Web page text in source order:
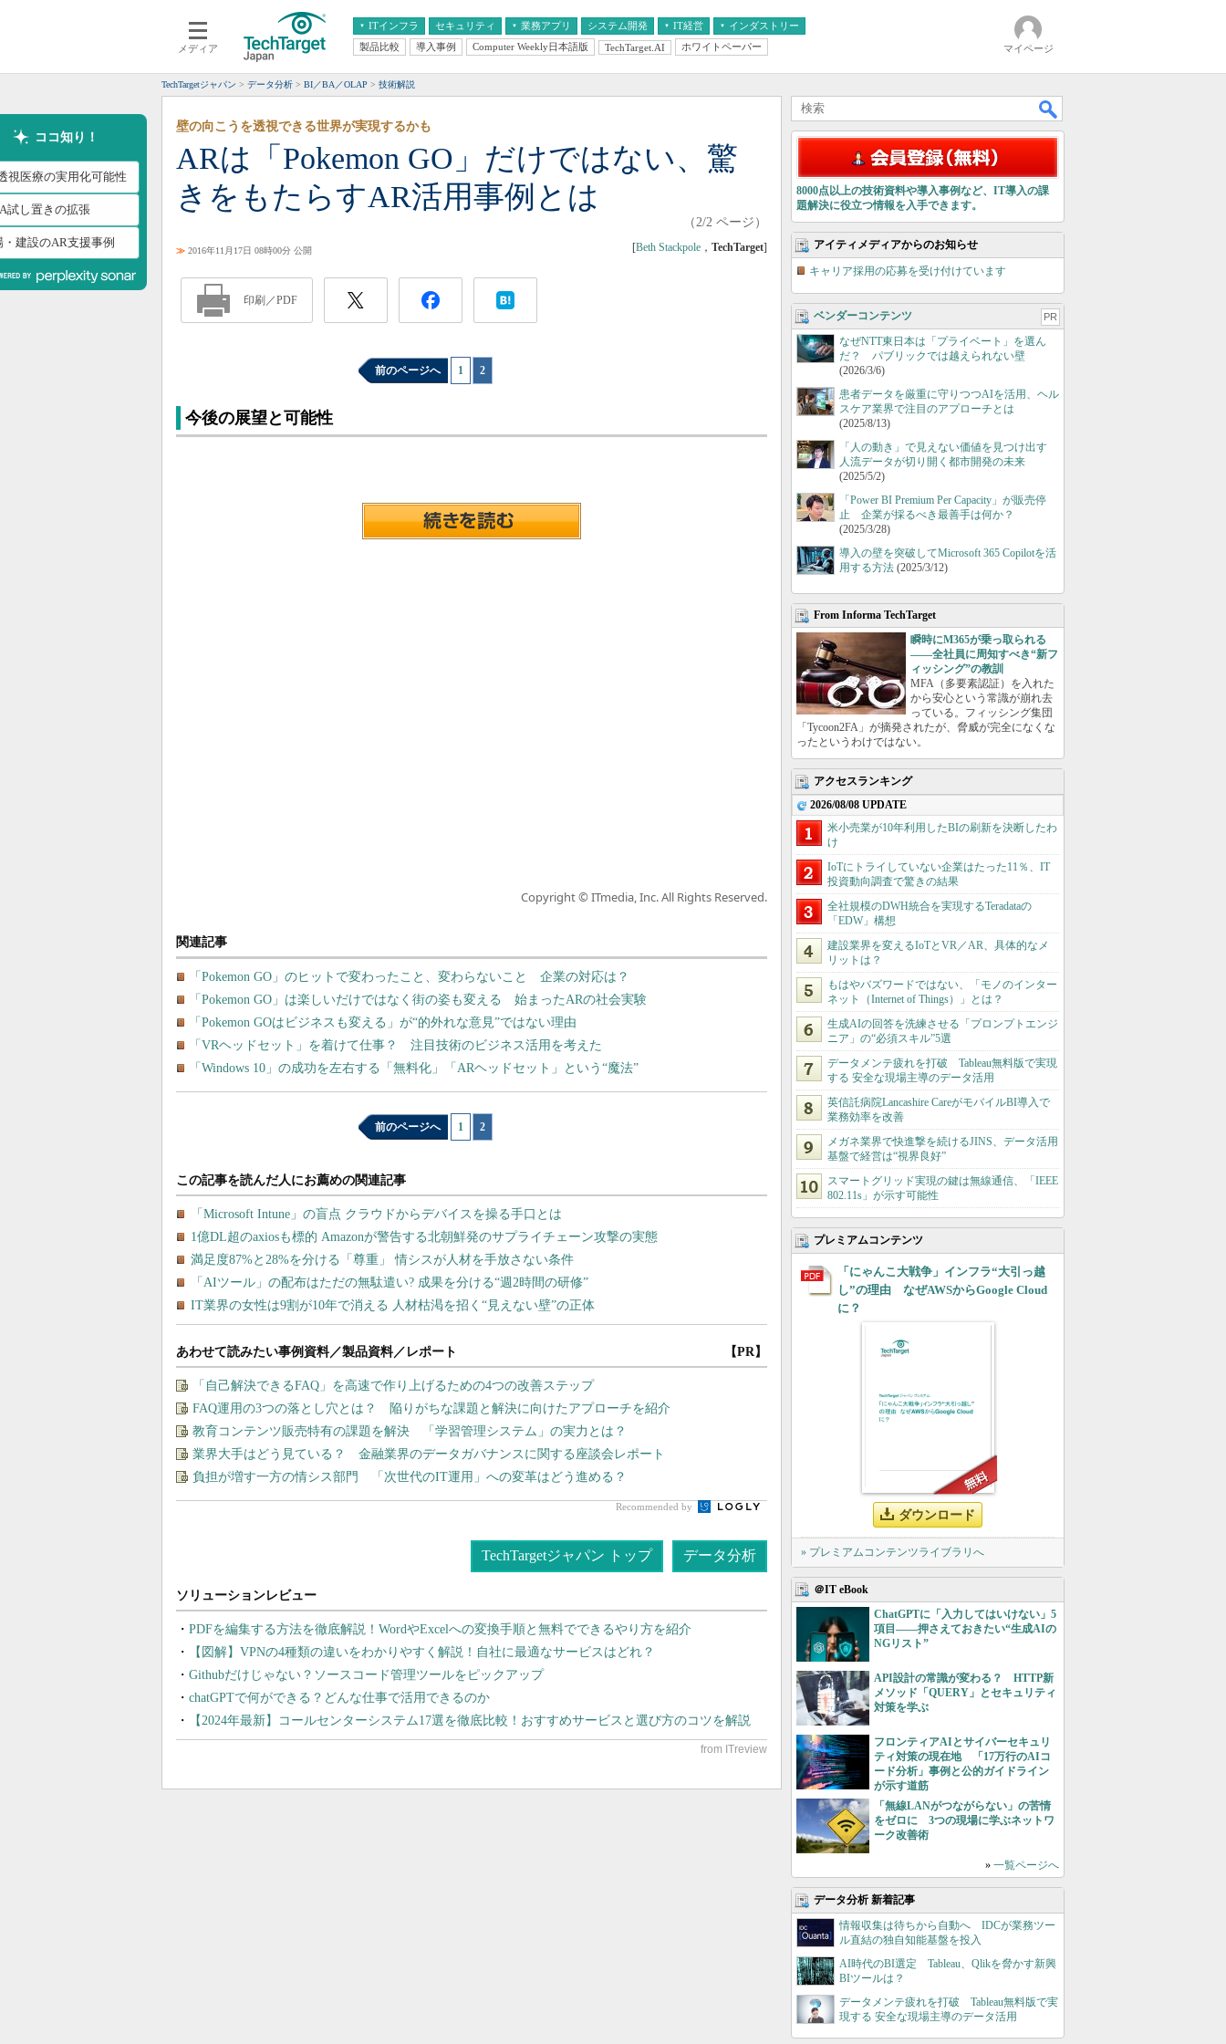
メディア
ITインフラ
クラウド
スマートモバイル
ネットワーク
システム運用管理
セキュリティ 業務アプリ
エンタープライズAI
ERP
CX
情報系システム
システム開発 IT経営
経営とIT
インダストリー
医療IT
製品比較 導入事例 Computer Weekly日本語版 TechTarget.AI ホワイトペーパー マイページ
TechTargetジャパン データ分析 BI／BA／OLAP 技術解説
ココ知り！
視医療の実用化可能性
試し置きの拡張
・建設のAR支援事例
ARは「Pokemon GO」だけではない、驚
きをもたらすAR活用事例とは
壁の向こうを透視できる世界が実現するかも
（2/2 ページ）
≫ 2016年11月17日 08時00分 公開 [Beth Stackpole ， TechTarget]
印刷／PDF
前のページへ 1 2
今後の展望と可能性
Copyright © ITmedia, Inc. All Rights Reserved.
関連記事
「Pokemon GO」のヒットで変わったこと、変わらないこと 企業の対応は？
「Pokemon GO」は楽しいだけではなく街の姿も変える 始まったARの社会実験
「Pokemon GOはビジネスも変える」が“的外れな意見”ではない理由
「VRヘッドセット」を着けて仕事？ 注目技術のビジネス活用を考えた
「Windows 10」の成功を左右する「無料化」「ARヘッドセット」という“魔法”
前のページへ 1 2
あわせて読みたい事例資料／製品資料／レポート 【PR】
「自己解決できるFAQ」を高速で作り上げるための4つの改善ステップ
FAQ運用の3つの落とし穴とは？ 陥りがちな課題と解決に向けたアプローチを紹介
教育コンテンツ販売特有の課題を解決 「学習管理システム」の実力とは？
業界大手はどう見ている？ 金融業界のデータガバナンスに関する座談会レポート
負担が増す一方の情シス部門 「次世代のIT運用」への変革はどう進める？
Recommended by
TechTargetジャパン トップ データ分析
PDFを編集する方法を徹底解説！WordやExcelへの変換手順と無料でできるやり方を紹介
【図解】VPNの4種類の違いをわかりやすく解説！自社に最適なサービスはどれ？
Githubだけじゃない？ソースコード管理ツールをピックアップ
chatGPTで何ができる？どんな仕事で活用できるのか
【2024年最新】コールセンターシステム17選を徹底比較！おすすめサービスと選び方のコツを解説
8000点以上の技術資料や導入事例など、IT導入の課
題解決に役立つ情報を入手できます。
アイティメディアからのお知らせ
キャリア採用の応募を受け付けています
ベンダーコンテンツ PR
なぜNTT東日本は「プライベート」を選ん
だ？ パブリックでは越えられない壁
(2026/3/6)
患者データを厳重に守りつつAIを活用、ヘル
スケア業界で注目のアプローチとは
(2025/8/13)
「人の動き」で見えない価値を見つけ出す
人流データが切り開く都市開発の未来
(2025/5/2)
「Power BI Premium Per Capacity」が販売停
止 企業が採るべき最善手は何か？
(2025/3/28)
導入の壁を突破してMicrosoft 365 Copilotを活
用する方法 (2025/3/12)
From Informa TechTarget
瞬時にM365が乗っ取られる
――全社員に周知すべき“新フ
ィッシング”の教訓
MFA（多要素認証）を入れた
から安心という常識が崩れ去
っている。フィッシング集団
「Tycoon2FA」が摘発されたが、脅威が完全になくな
ったというわけではない。
アクセスランキング
2026/08/08 UPDATE
米小売業が10年利用したBIの刷新を決断したわ
け
IoTにトライしていない企業はたった11％、IT
投資動向調査で驚きの結果
全社規模のDWH統合を実現するTeradataの
「EDW」構想
建設業界を変えるIoTとVR／AR、具体的なメ
リットは？
もはやバズワードではない、「モノのインター
ネット（Internet of Things）」とは？
生成AIの回答を洗練させる「プロンプトエンジ
ニア」の“必須スキル”5選
データメンテ疲れを打破 Tableau無料版で実現
する 安全な現場主導のデータ活用
英信託病院Lancashire CareがモバイルBI導入で
業務効率を改善
メガネ業界で快進撃を続けるJINS、データ活用
基盤で経営は“視界良好”
スマートグリッド実現の鍵は無線通信、「IEEE
802.11s」が示す可能性
プレミアムコンテンツ
「にゃんこ大戦争」インフラ“大引っ越
し”の理由 なぜAWSからGoogle Cloud
に？
ダウンロード
» プレミアムコンテンツライブラリへ
＠IT eBook
ChatGPTに「入力してはいけない」5
項目――押さえておきたい“生成AIの
NGリスト”
API設計の常識が変わる？ HTTP新
メソッド「QUERY」とセキュリティ
対策を学ぶ
フロンティアAIとサイバーセキュリ
ティ対策の現在地 「17万行のAIコ
ード分析」事例と公的ガイドライン
が示す道筋
「無線LANがつながらない」の苦情
をゼロに 3つの現場に学ぶネットワ
ーク改善術
» 一覧ページへ
データ分析 新着記事
情報収集は待ちから自動へ IDCが業務ツー
ル直結の独自知能基盤を投入
AI時代のBI選定 Tableau、Qlikを脅かす新興
BIツールは？
データメンテ疲れを打破 Tableau無料版で実
現する 安全な現場主導のデータ活用